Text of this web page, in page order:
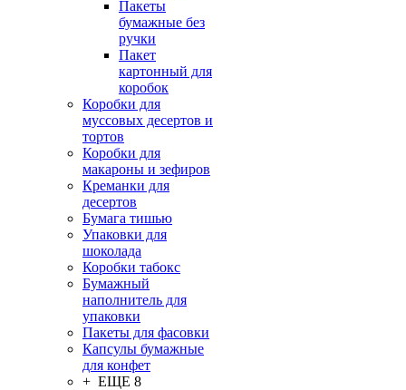
Пакеты
бумажные без
ручки
Пакет
картонный для
коробок
Коробки для
муссовых десертов и
тортов
Коробки для
макароны и зефиров
Креманки для
десертов
Бумага тишью
Упаковки для
шоколада
Коробки табокс
Бумажный
наполнитель для
упаковки
Пакеты для фасовки
Капсулы бумажные
для конфет
+ ЕЩЕ 8